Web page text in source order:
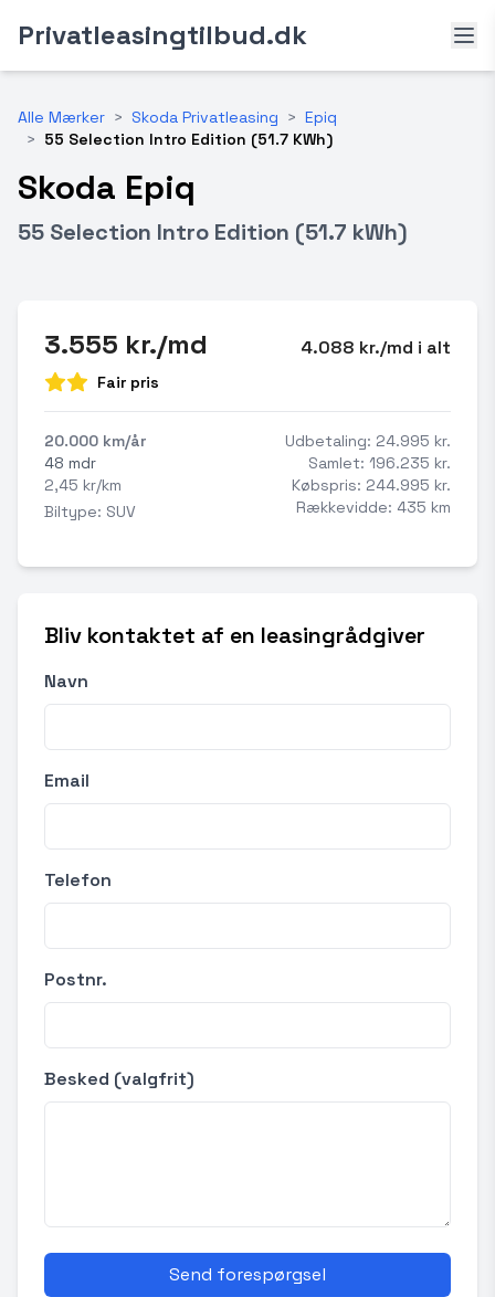
Privatleasingtilbud.dk
Alle Mærker > Skoda Privatleasing > Epiq
> 55 Selection Intro Edition (51.7 KWh)
Skoda Epiq
55 Selection Intro Edition (51.7 kWh)
3.555 kr./md 4.088 kr./md i alt
Fair pris
20.000 km/år
48 mdr
2,45 kr/km
Biltype: SUV
Udbetaling: 24.995 kr.
Samlet: 196.235 kr.
Købspris: 244.995 kr.
Rækkevidde: 435 km
Bliv kontaktet af en leasingrådgiver
Navn
Email
Telefon
Postnr.
Besked (valgfrit)
Send forespørgsel